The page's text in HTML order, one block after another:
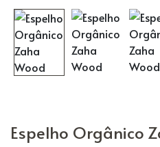
Espelho Orgânico